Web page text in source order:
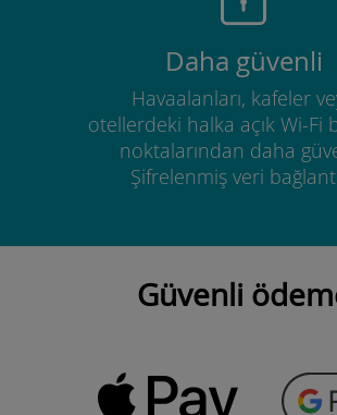
Daha güvenli
Havaalanları, kafeler
otellerdeki halka açık Wi-Fi
noktalarından daha
Şifrelenmiş veri
Güvenli